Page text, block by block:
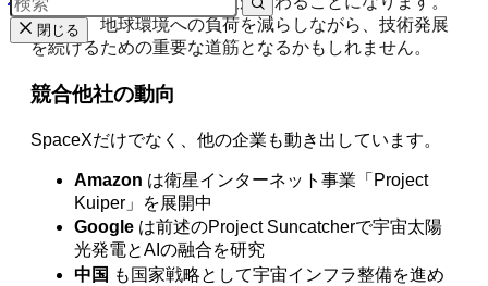
これは、地球環境への負荷を減らしながら、技術発展
を続けるための重要な道筋となるかもしれません。
競合他社の動向
SpaceXだけでなく、他の企業も動き出しています。
Amazon は衛星インターネット事業「Project
Kuiper」を展開中
Google は前述のProject Suncatcherで宇宙太陽
光発電とAIの融合を研究
中国 も国家戦略として宇宙インフラ整備を進め
閉じる